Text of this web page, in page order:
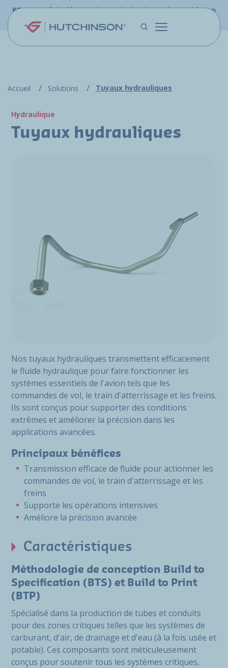
Aller au contenu principal
PFW.aero fait désormais partie du site web Hutchinson
Accueil Solutions Tuyaux hydrauliques
Hydraulique
Tuyaux hydrauliques
Nos tuyaux hydrauliques transmettent efficacement
le fluide hydraulique pour faire fonctionner les
systèmes essentiels de l'avion tels que les
commandes de vol, le train d'atterrissage et les freins.
Ils sont conçus pour supporter des conditions
extrêmes et améliorer la précision dans les
applications avancées.
Principaux bénéfices
Transmission efficace de fluide pour actionner les
commandes de vol, le train d'atterrissage et les
freins
Supporte les opérations intensives
Améliore la précision avancée
Caractéristiques
Méthodologie de conception Build to
Specification (BTS) et Build to Print
(BTP)
Spécialisé dans la production de tubes et conduits
pour des zones critiques telles que les systèmes de
carburant, d'air, de drainage et d'eau (à la fois usée et
potable). Ces composants sont méticuleusement
conçus pour soutenir tous les systèmes critiques,